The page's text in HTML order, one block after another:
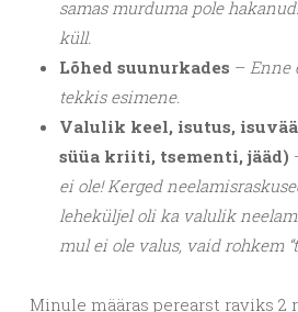
samas murduma pole
küll.
Lõhed suunurkades – Enne
tekkis esimene.
Valulik keel, isutus,
süüa kriiti, tsementi, jääd)
ei ole! Kerged
leheküljel oli ka valulik
mul ei ole valus, vaid rohkem
Minule määras perearst raviks 2